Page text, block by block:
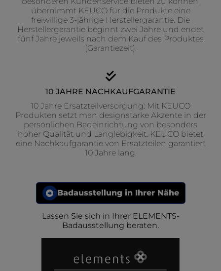
übernimmt KEUCO für die Produkte eine
freiwillige 3-jährige Herstellergarantie. Die
Herstellergarantie beginnt zwei Jahre und endet
fünf Jahre jeweils nach dem Kauf des Produktes
(Garantiezeit).
10 JAHRE NACHKAUFGARANTIE
10 Jahre Ersatzteilversorgung: Mit KEUCO
Produkten setzt man designstarke Akzente in der
persönlichen Badeinrichtung von besonders
hoher Qualität und Langlebigkeit. KEUCO bietet
eine Nachkaufgarantie von Ersatzteilen garantiert
10 Jahre lang.
Badausstellung in Ihrer Nähe
Lassen Sie sich in Ihrer ELEMENTS-
Badausstellung beraten.